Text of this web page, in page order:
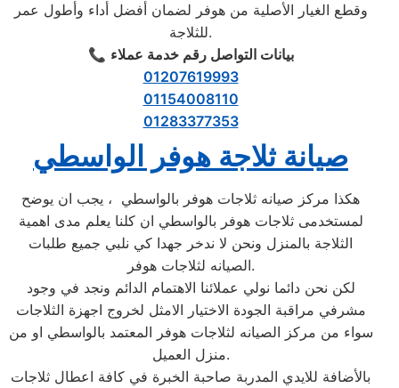
وقطع الغيار الأصلية من هوفر لضمان أفضل أداء وأطول عمر
للثلاجة.
📞 بيانات التواصل رقم خدمة عملاء
01207619993
01154008110
01283377353
صيانة ثلاجة هوفر الواسطي
هكذا مركز صيانه ثلاجات هوفر بالواسطي ، يجب ان يوضح
لمستخدمى ثلاجات هوفر بالواسطي ان كلنا يعلم مدى اهمية
الثلاجة بالمنزل ونحن لا ندخر جهدا كي نلبي جميع طلبات
الصيانه لثلاجات هوفر.
لكن نحن دائما نولي عملائنا الاهتمام الدائم ونجد في وجود
مشرفي مراقبة الجودة الاختيار الامثل لخروج اجهزة الثلاجات
سواء من مركز الصيانه لثلاجات هوفر المعتمد بالواسطي او من
منزل العميل.
بالأضافة للايدي المدربة صاحبة الخبرة في كافة اعطال ثلاجات